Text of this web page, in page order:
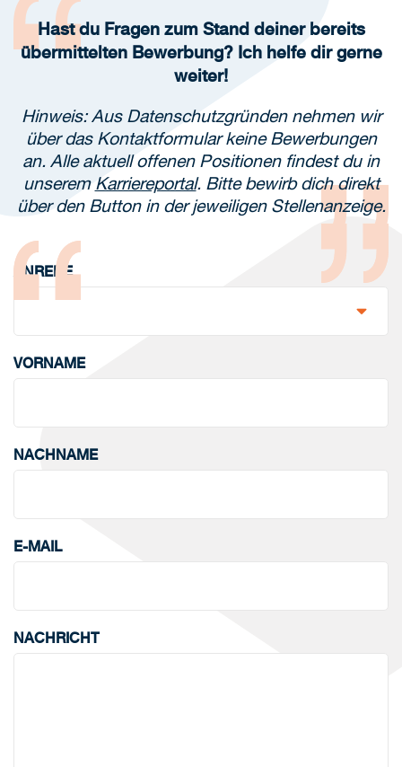
Hast du Fragen zum Stand deiner bereits
übermittelten Bewerbung? Ich helfe dir gerne
weiter!
Hinweis: Aus Datenschutzgründen nehmen wir
über das Kontaktformular keine Bewerbungen
an. Alle aktuell offenen Positionen findest du in
unserem Karriereportal. Bitte bewirb dich direkt
über den Button in der jeweiligen Stellenanzeige.
ANREDE
VORNAME
NACHNAME
E-MAIL
NACHRICHT